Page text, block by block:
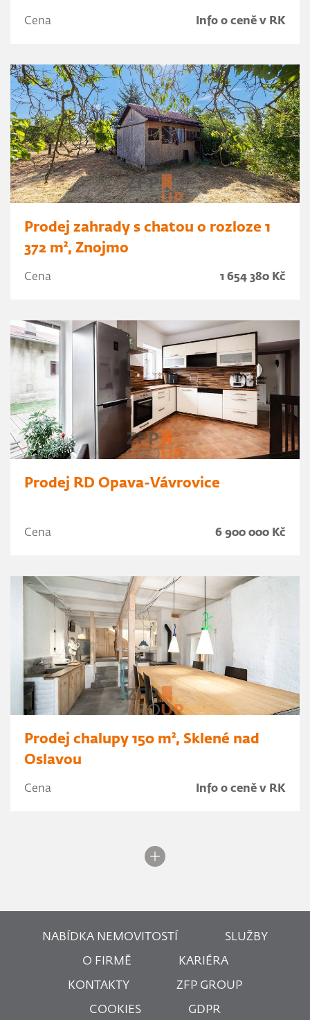
Cena Info o ceně v RK
Prodej zahrady s chatou o rozloze 1
372 m², Znojmo
Cena 1 654 380 Kč
Prodej RD Opava-Vávrovice
Cena 6 900 000 Kč
Prodej chalupy 150 m², Sklené nad
Oslavou
Cena Info o ceně v RK
NABÍDKA NEMOVITOSTÍ SLUŽBY
O FIRMĚ KARIÉRA
KONTAKTY ZFP GROUP
COOKIES GDPR